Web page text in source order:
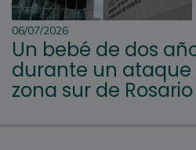
06/07/2026
Un bebé de dos
durante un ataque
zona sur de Rosario